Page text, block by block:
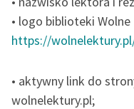
• logo biblioteki
https://
• aktywny link do
wolnelektury.pl;